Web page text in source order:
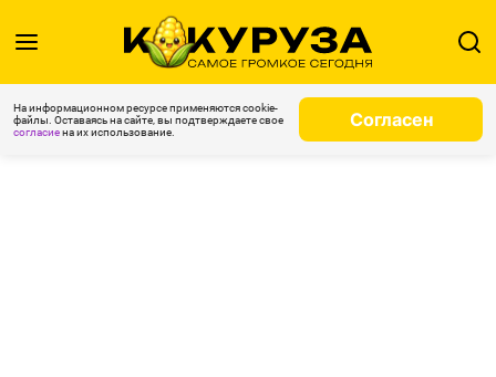
На информационном ресурсе применяются cookie-
файлы. Оставаясь на сайте, вы подтверждаете свое
согласиена их использование.
Согласен